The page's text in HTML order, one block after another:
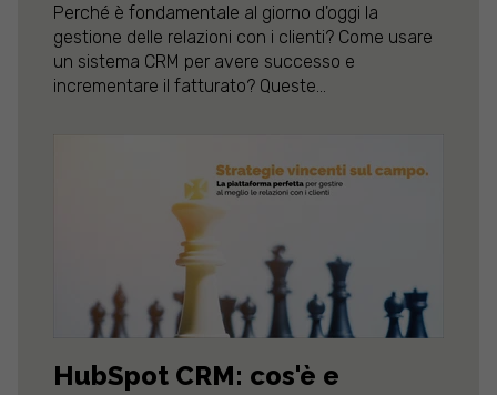
Perché è fondamentale al giorno d'oggi la
gestione delle relazioni con i clienti? Come usare
un sistema CRM per avere successo e
incrementare il fatturato? Queste...
HubSpot CRM: cos'è e